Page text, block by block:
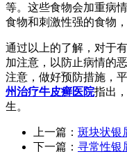
等。这些食物会加重病
食物和刺激性强的食物
通过以上的了解，对于
加注意，以防止病情的
注意，做好预防措施，
州治疗牛皮癣医院指出
生。
上一篇： 斑块状银
下一篇： 寻常性银